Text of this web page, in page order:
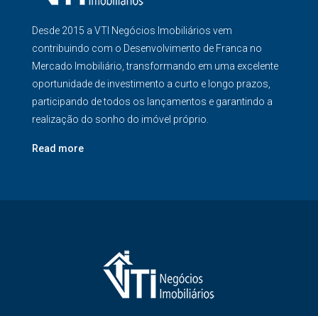
Desde 2015 a VTI Negócios Imobiliários vem
contribuindo com o Desenvolvimento de Franca no
Mercado Imobiliário, transformando em uma excelente
oportunidade de investimento a curto e longo prazos,
participando de todos os lançamentos e garantindo a
realização do sonho do imóvel próprio.
Read more